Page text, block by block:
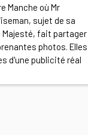
Manche où Mr
sujet de sa
Majesté, fait partager
photos. Elles
d'une publicité réal